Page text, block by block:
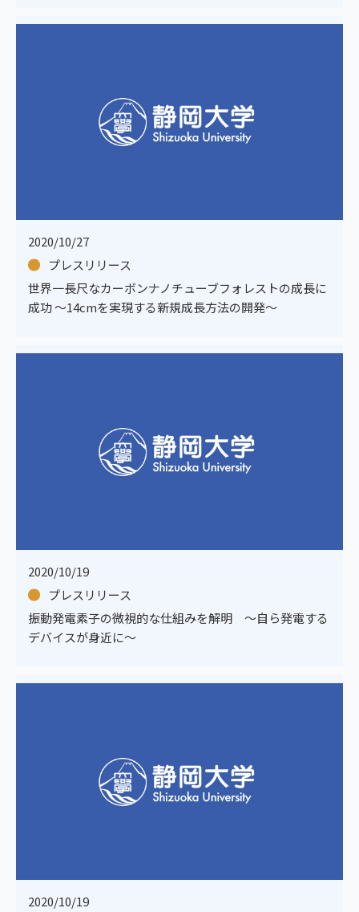
2020/10/27
プレスリリース
世界一長尺なカーボンナノチューブフォレストの成長に
成功 ～14cmを実現する新規成長方法の開発～
2020/10/19
プレスリリース
振動発電素子の微視的な仕組みを解明 ～自ら発電する
デバイスが身近に～
2020/10/19